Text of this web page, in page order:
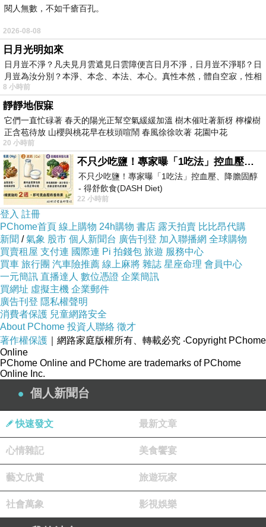
樂隊的唯一標準，其他人就會慢慢變成執行者。短期內，
作品可能更統一，長期看，樂隊會失去共創能力。
這就是完美主義的矛盾。它可以提高作品密度，也可以壓
低團隊生命力。很多創作者以為自己是保護作品，其實同
時也在破壞作品未來的可能性。因為真正好的團隊不只是
執行一個人的想法，也是讓不同人的能力在同一個方向裡
發揮。所以，判斷完美主義是創作力還是合作災難，可以
看三件事。第一，它是否令作品更準確，第二，它是否能
被清楚講出來，第三，它是否留下別人發揮的空間。
完美主義最好的狀態是守住核心，不控制一切。它應該像
作品的校準系統，提醒大家甚麼不能失準，但不應該否定
所有人的判斷。當完美主義能夠被制度化、語言化、分層
處理，它就是創作力；當它只能靠個人意志、情緒和否定
來運作，它就會成為合作災難。
上一篇：鍵琴手與編曲者，如何決定一隊樂隊的空間感？
下一篇：沒有原班人馬的樂隊，還是不是同一隊樂隊？
閱人無數，不如千瘡百孔。
2026-08-08
日月光明如來
日月豈不淨？凡夫見月雲遮見日雲障便言日月不淨，日月豈不淨耶？日
月豈為汝分別？本淨、本念、本法、本心。真性本然，體自空寂，性相
8 小時前
靜靜地假寐
它們一直忙碌著 春天的陽光正幫空氣緩緩加溫 樹木催吐著新枒 檸檬樹
正含苞待放 山櫻與桃花早在枝頭喧鬧 春風徐徐吹著 花園中花
20 小時前
不只少吃鹽！專家曝「1吃法」控血壓、降膽固醇 - 得舒飲食(DASH Diet)
不只少吃鹽！專家曝「1吃法」控血壓、降膽固醇
- 得舒飲食(DASH Diet)
https://www.facebook.com/dietitiansophia/
22 小時前
登入 註冊
PChome首頁 線上購物 24h購物 書店 露天拍賣 比比昂代購
新聞 /氣象 股市 個人新聞台 廣告刊登 加入聯播網 全球購物
買賣租屋 支付連 國際連 Pi 拍錢包 旅遊 服務中心
買車 旅行團 汽車險推薦 線上麻將 雜誌 星座命理 會員中心
一元簡訊 直播達人 數位憑證 企業簡訊
買網址 虛擬主機 企業郵件
廣告刊登 隱私權聲明
消費者保護 兒童網路安全
About PChome 投資人聯絡 徵才
著作權保護 ｜網路家庭版權所有、轉載必究 ‧Copyright PChome
Online
PChome Online and PChome are trademarks of PChome
Online Inc.
個人新聞台
快速發文 最新文章
心情雜記 美食饗宴
藝文欣賞 旅遊玩家
社會萬象 影視娛樂